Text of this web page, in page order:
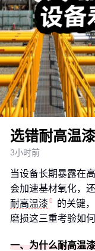
选错耐高温
3小时前
当设备长期暴露在
会加速基材氧化，
耐高温漆
的关键
磨损这三重考验如
一、为什么耐高温